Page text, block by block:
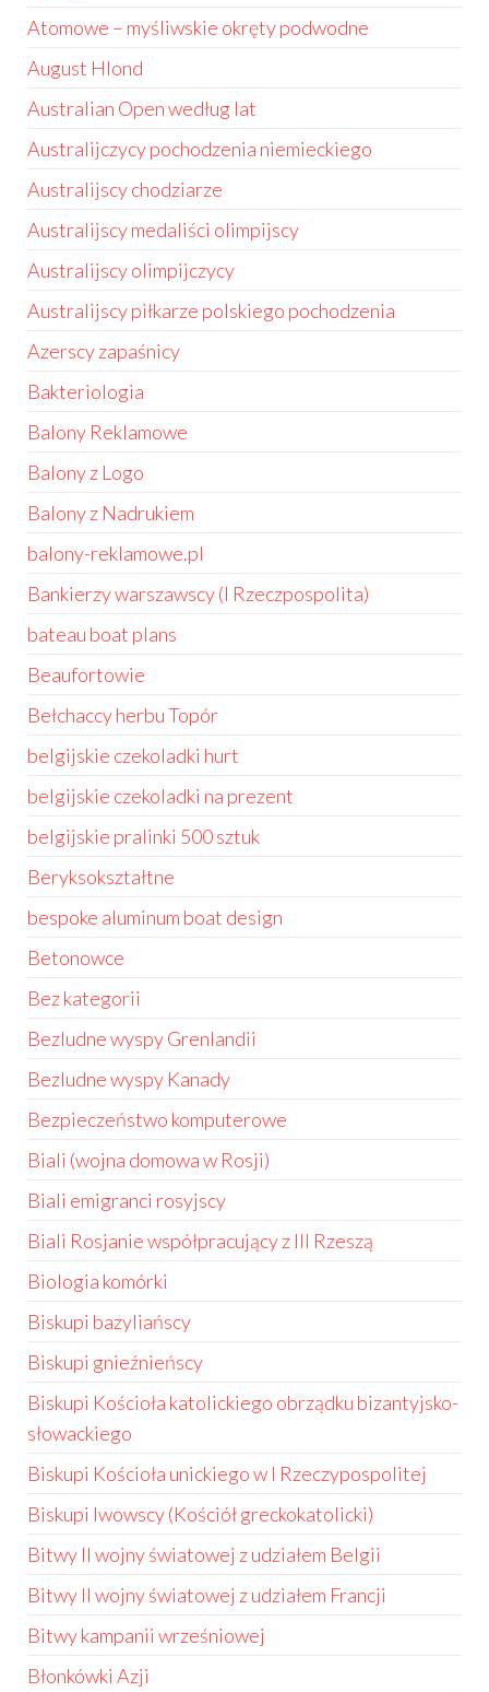
Atomowe – myśliwskie okręty podwodne
August Hlond
Australian Open według lat
Australijczycy pochodzenia niemieckiego
Australijscy chodziarze
Australijscy medaliści olimpijscy
Australijscy olimpijczycy
Australijscy piłkarze polskiego pochodzenia
Azerscy zapaśnicy
Bakteriologia
Balony Reklamowe
Balony z Logo
Balony z Nadrukiem
balony-reklamowe.pl
Bankierzy warszawscy (I Rzeczpospolita)
bateau boat plans
Beaufortowie
Bełchaccy herbu Topór
belgijskie czekoladki hurt
belgijskie czekoladki na prezent
belgijskie pralinki 500 sztuk
Beryksokształtne
bespoke aluminum boat design
Betonowce
Bez kategorii
Bezludne wyspy Grenlandii
Bezludne wyspy Kanady
Bezpieczeństwo komputerowe
Biali (wojna domowa w Rosji)
Biali emigranci rosyjscy
Biali Rosjanie współpracujący z III Rzeszą
Biologia komórki
Biskupi bazyliańscy
Biskupi gnieźnieńscy
Biskupi Kościoła katolickiego obrządku bizantyjsko-
słowackiego
Biskupi Kościoła unickiego w I Rzeczypospolitej
Biskupi lwowscy (Kościół greckokatolicki)
Bitwy II wojny światowej z udziałem Belgii
Bitwy II wojny światowej z udziałem Francji
Bitwy kampanii wrześniowej
Błonkówki Azji